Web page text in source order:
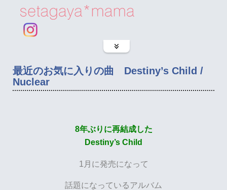
最近のお気に入りの曲 Destiny’s Child /
Nuclear
8年ぶりに再結成した
Destiny’s Child
1月に発売になって
話題になっているアルバム